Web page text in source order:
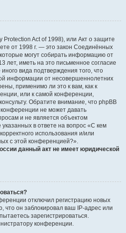
Protection Act of 1998), или Акт о защите
от 1998 г. — это закон Соединённых
могут собирать информацию от
лет, иметь на это письменное согласие
вида подтверждения того, что
информации от несовершеннолетних
применимо ли это к вам, как к
или к самой конференции,
Обратите внимание, что phpBB
не может давать
и не является объектом
в ответе на вопрос «С кем
использования и/или
с этой конференцией?».
данный акт не имеет юридической
отключил регистрацию новых
что он заблокировал ваш IP-адрес или
зарегистрироваться.
конференции.